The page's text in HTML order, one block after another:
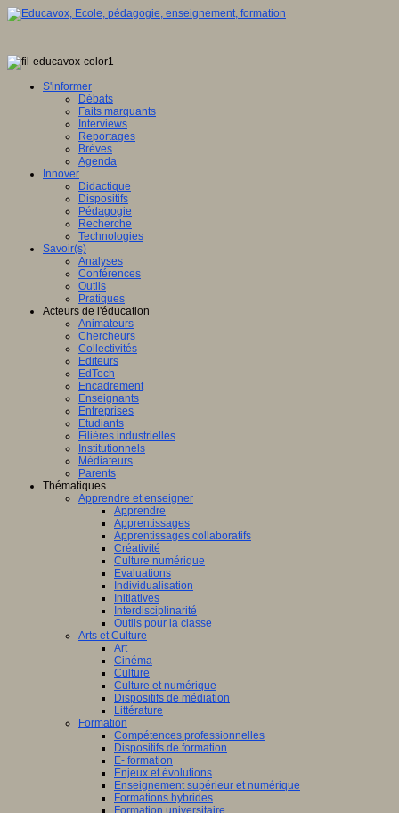
S'informer
Débats
Faits marquants
Interviews
Reportages
Brèves
Agenda
Innover
Didactique
Dispositifs
Pédagogie
Recherche
Technologies
Savoir(s)
Analyses
Conférences
Outils
Pratiques
Acteurs de l'éducation
Animateurs
Chercheurs
Collectivités
Editeurs
EdTech
Encadrement
Enseignants
Entreprises
Etudiants
Filières industrielles
Institutionnels
Médiateurs
Parents
Thématiques
Apprendre et enseigner
Apprendre
Apprentissages
Apprentissages collaboratifs
Créativité
Culture numérique
Evaluations
Individualisation
Initiatives
Interdisciplinarité
Outils pour la classe
Arts et Culture
Art
Cinéma
Culture
Culture et numérique
Dispositifs de médiation
Littérature
Formation
Compétences professionnelles
Dispositifs de formation
E- formation
Enjeux et évolutions
Enseignement supérieur et numérique
Formations hybrides
Formation universitaire